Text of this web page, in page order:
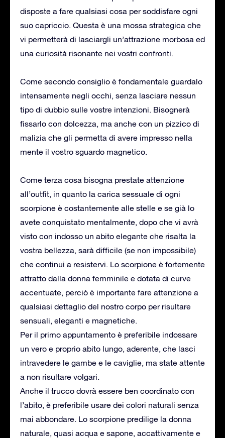
disposte a fare qualsiasi cosa per soddisfare ogni
suo capriccio. Questa è una mossa strategica che
vi permetterà di lasciargli un’attrazione morbosa ed
una curiosità risonante nei vostri confronti.
Come secondo consiglio è fondamentale guardalo
intensamente negli occhi, senza lasciare nessun
tipo di dubbio sulle vostre intenzioni. Bisognerà
fissarlo con dolcezza, ma anche con un pizzico di
malizia che gli permetta di avere impresso nella
mente il vostro sguardo magnetico.
Come terza cosa bisogna prestate attenzione
all’outfit, in quanto la carica sessuale di ogni
scorpione è costantemente alle stelle e se già lo
avete conquistato mentalmente, dopo che vi avrà
visto con indosso un abito elegante che risalta la
vostra bellezza, sarà difficile (se non impossibile)
che continui a resistervi. Lo scorpione è fortemente
attratto dalla donna femminile e dotata di curve
accentuate, perciò è importante fare attenzione a
qualsiasi dettaglio del nostro corpo per risultare
sensuali, eleganti e magnetiche.
Per il primo appuntamento è preferibile indossare
un vero e proprio abito lungo, aderente, che lasci
intravedere le gambe e le caviglie, ma state attente
a non risultare volgari.
Anche il trucco dovrà essere ben coordinato con
l’abito, è preferibile usare dei colori naturali senza
mai abbondare. Lo scorpione predilige la donna
naturale, quasi acqua e sapone, accattivamente e